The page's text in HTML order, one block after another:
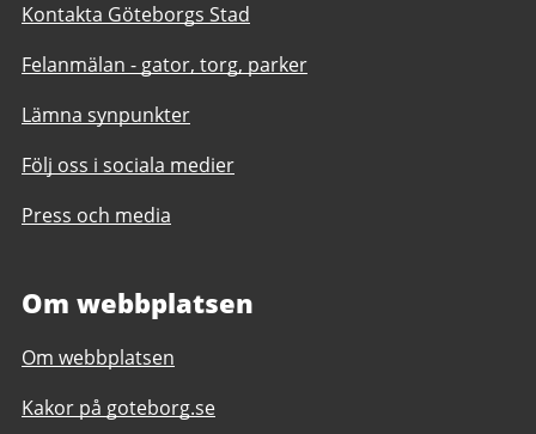
Kontakta Göteborgs Stad
Felanmälan - gator, torg, parker
Lämna synpunkter
Följ oss i sociala medier
Press och media
Om webbplatsen
Om webbplatsen
Kakor på goteborg.se